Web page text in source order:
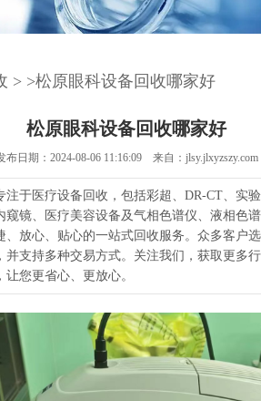
> >松原眼科设备回收哪家好
松原眼科设备回收哪家好
布日期：2024-08-06 11:16:09 来自：jlsy.jlxyzszy.com
注于医疗设备回收，包括彩超、DR-CT、实
窥镜、医疗美容设备及气相色谱仪、液相色
、放心、贴心的一站式回收服务。众多客户
并支持多种交易方式。关注我们，获取更多
您更省心、更放心。